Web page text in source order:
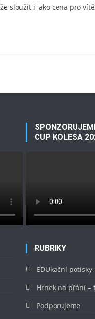
sloužit i jako cena pro
CUP KOLESA
RUBRIKY
EDUkační potisky
Hrnek na přání –
Podporujeme